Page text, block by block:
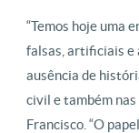
“Temos hoje uma
falsas, artificiais e
ausência de
civil e também nas
Francisco. “O